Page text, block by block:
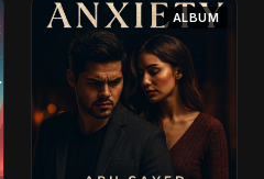
ALBUM